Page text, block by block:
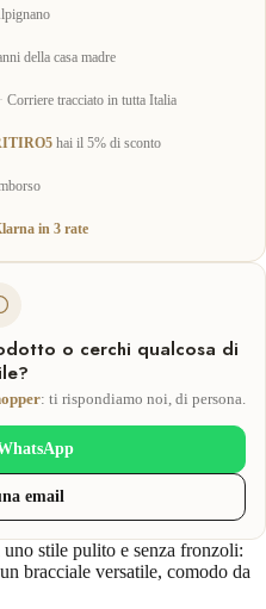
della casa madre
Corriere tracciato in tutta Italia
hai il 5% di sconto
in 3 rate
o cerchi qualcosa di
: ti rispondiamo noi, di persona.
email
stile pulito e senza fronzoli:
bracciale versatile, comodo da